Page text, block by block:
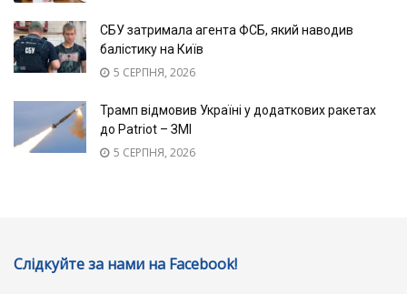
СБУ затримала агента ФСБ, який наводив
балістику на Київ
5 СЕРПНЯ, 2026
Трамп відмовив Україні у додаткових ракетах
до Patriot – ЗМІ
5 СЕРПНЯ, 2026
Слідкуйте за нами на Facebook!